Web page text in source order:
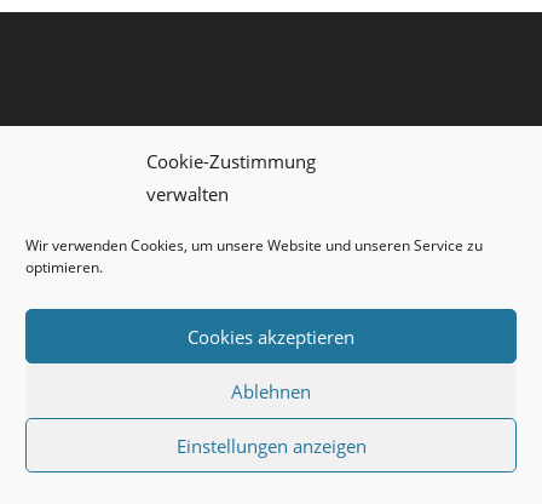
Cookie-Zustimmung
verwalten
Wir verwenden Cookies, um unsere Website und unseren Service zu
optimieren.
Cookies akzeptieren
Ablehnen
Einstellungen anzeigen
IMPRESSUM DATENSCHUTZERKLÄRUNG COOKIE-RICHTLINIE (EU)